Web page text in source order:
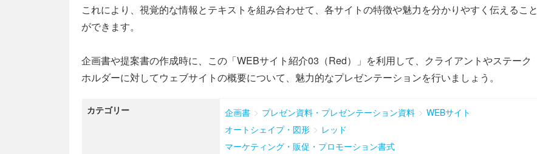
これにより、視覚的な情報とテキストを組み合わせて、各サイトの特徴や魅力を分かりやすく伝えること
ができます。
企画書や提案書の作成時に、この「WEBサイト紹介03（Red）」を利用して、クライアントやステーク
ホルダーに対してウェブサイトの概要について、魅力的なプレゼンテーションを行いましょう。
カテゴリー 企画書 > プレゼン資料・プレゼンテーション資料 > WEBサイト
オートシェイプ・図形 > レッド
マーケティング・販促・プロモーション書式